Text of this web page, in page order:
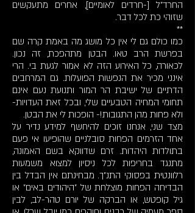
החרד"ל [-חרדים לאומיים], אחרים מתעקשים
שזוהי כת לכל דבר.
**
כמו כולם גם לי אין כל מושג מה באמת קרה שם
בפרשת הרב טאו. הבטן מתהפכת, זה נכון.
לכאורה, כל האירוע הזה לא אמור לגעת בי. הרי
אינני מכיר את הנפשות הפועלות. גם המרחבים
הדתיים של ישיבת הר המור ותנועת נעם אינם
תחומי המחיה הטבעיים שלי, ובכל זאת העדויות-
ולא פחות מהן התגובות!- הופכות לי את הבטן.
מצד שני, אנחנו זוכים להיחשף למידע נדיר על
אחד הזרמים הפחות סובלניים שהופיעו אי פעם
בתולדות היהדות. זרם שדווקא בשם האמונה,
מתנגד בחריפות לכל ניסיון למצוא משמעות
רלוונטית בפסוקי התנ"ך. מבחינתם אין הבדל בין
הבדיחה הפחות מוצלחת של "היהודים באים" או
גיל קופטש, או הברקה של יורם טהר-לב, לבין